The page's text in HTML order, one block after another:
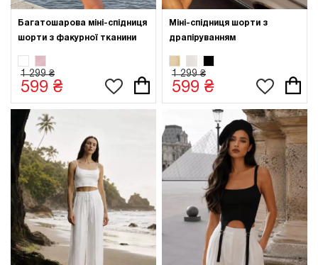
Багатошарова міні-спідниця
шорти з факурної тканини
1 299 ₴
599 ₴
Міні-спідниця шорти з
драпіруванням
1 299 ₴
599 ₴